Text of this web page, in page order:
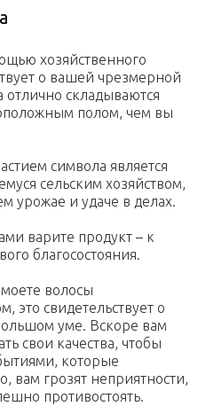
хозяйственного
о вашей чрезмерной
отлично складываются
полом, чем вы
символа является
сельским хозяйством,
урожае и удаче в делах.
варите продукт – к
благосостояния.
волосы
это свидетельствует о
уме. Вскоре вам
свои качества, чтобы
которые
вам грозят неприятности,
противостоять.